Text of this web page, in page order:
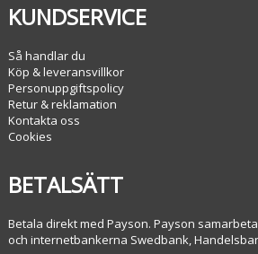
KUNDSERVICE
Så handlar du
Köp & leveransvillkor
Personuppgiftspolicy
Retur & reklamation
Kontakta oss
Cookies
BETALSÄTT
Betala direkt med Payson. Payson
och internetbankerna Swedbank,